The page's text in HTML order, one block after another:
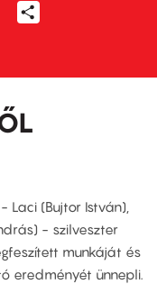
(Bujtor István),
- szilveszter
munkáját és
eredményét ünnepli.